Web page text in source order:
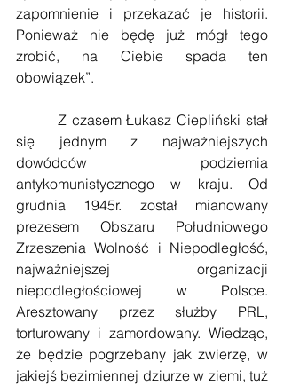
zapomnienie i przekazać je historii.
Ponieważ nie będę już mógł tego
zrobić, na Ciebie spada ten
obowiązek”.
się jednym z najważniejszych
dowódców podziemia
antykomunistycznego w kraju. Od
grudnia 1945r. został mianowany
prezesem Obszaru Południowego
Zrzeszenia Wolność i Niepodległość,
najważniejszej organizacji
niepodległościowej w Polsce.
Aresztowany przez służby PRL,
torturowany i zamordowany. Wiedząc,
że będzie pogrzebany jak zwierzę, w
jakiejś bezimiennej dziurze w ziemi, tuż